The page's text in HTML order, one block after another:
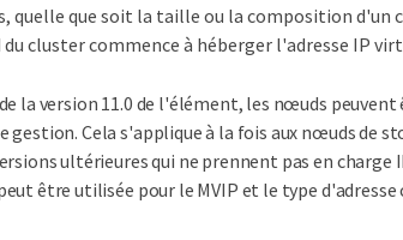
quelle que soit la taille ou la composition d'un
cluster commence à héberger l'adresse IP
la version 11.0 de l'élément, les nœuds peuvent
gestion. Cela s'applique à la fois aux nœuds de
ultérieures qui ne prennent pas en charge
être utilisée pour le MVIP et le type